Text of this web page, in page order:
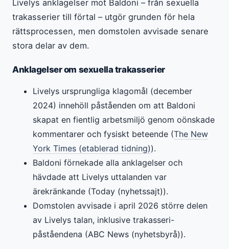
Livelys anklagelser mot Baldoni – från sexuella
trakasserier till förtal – utgör grunden för hela
rättsprocessen, men domstolen avvisade senare
stora delar av dem.
Anklagelser om sexuella trakasserier
Livelys ursprungliga klagomål (december
2024) innehöll påståenden om att Baldoni
skapat en fientlig arbetsmiljö genom oönskade
kommentarer och fysiskt beteende (The New
York Times (etablerad tidning)).
Baldoni förnekade alla anklagelser och
hävdade att Livelys uttalanden var
ärekränkande (Today (nyhetssajt)).
Domstolen avvisade i april 2026 större delen
av Livelys talan, inklusive trakasseri-
påståendena (ABC News (nyhetsbyrå)).